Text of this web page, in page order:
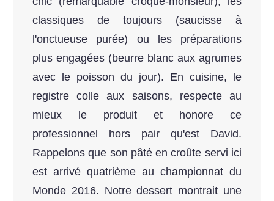
classiques de toujours (saucisse à
l'onctueuse purée) ou les préparations
plus engagées (beurre blanc aux agrumes
avec le poisson du jour). En cuisine, le
registre colle aux saisons, respecte au
mieux le produit et honore ce
professionnel hors pair qu'est David.
Rappelons que son pâté en croûte servi ici
est arrivé quatrième au championnat du
Monde 2016. Notre dessert montrait une